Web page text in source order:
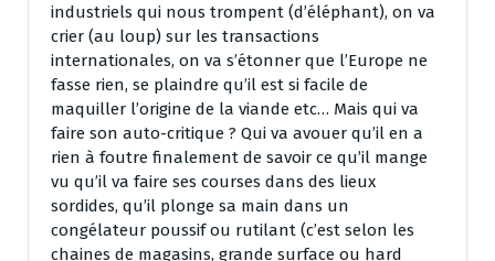
industriels qui nous trompent (d’éléphant), on va
crier (au loup) sur les transactions
internationales, on va s’étonner que l’Europe ne
fasse rien, se plaindre qu’il est si facile de
maquiller l’origine de la viande etc… Mais qui va
faire son auto-critique ? Qui va avouer qu’il en a
rien à foutre finalement de savoir ce qu’il mange
vu qu’il va faire ses courses dans des lieux
sordides, qu’il plonge sa main dans un
congélateur poussif ou rutilant (c’est selon les
chaines de magasins, grande surface ou hard